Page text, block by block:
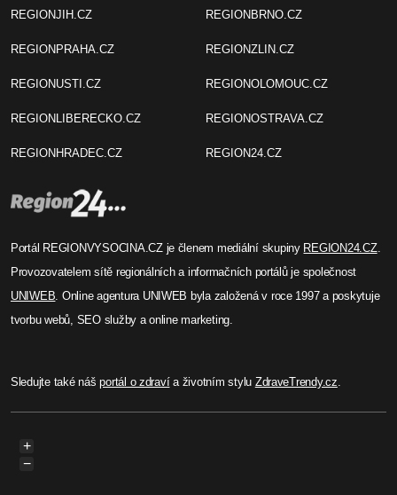
REGIONJIH.CZ
REGIONPRAHA.CZ
REGIONUSTI.CZ
REGIONLIBERECKO.CZ
REGIONHRADEC.CZ
REGIONBRNO.CZ
REGIONZLIN.CZ
REGIONOLOMOUC.CZ
REGIONOSTRAVA.CZ
REGION24.CZ
Portál REGIONVYSOCINA.CZ je členem mediální skupiny REGION24.CZ.
Provozovatelem sítě regionálních a informačních portálů je společnost
UNIWEB . Online agentura UNIWEB byla založená v roce 1997 a poskytuje
tvorbu webů, SEO služby a online marketing.
Sledujte také nášportál o zdravía životním stylu ZdraveTrendy.cz
+
−